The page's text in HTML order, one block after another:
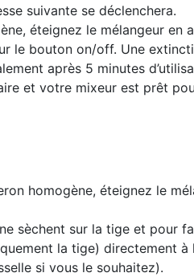
suivante se déclenchera.
éteignez le mélangeur en
le bouton on/off. Une
après 5 minutes
et votre mixeur est prêt
homogène, éteignez le
sèchent sur la tige et pour
la tige) directement à
si vous le souhaitez).